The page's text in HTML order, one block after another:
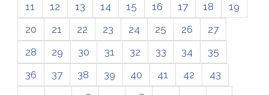
11
12 13 14 15 16 17 18
19
20
21 22 23 24 25 26
27
28
29 30 31 32 33 34
35
36
37 38 39 40 41 42
43